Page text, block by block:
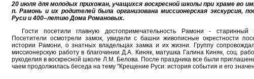
20 июля для молодых прихожан, учащихся воскресной школы при храме во
п. Рамонь и их родителей была организована миссионерская экскурсия,
Руси и 400–летию Дома Романовых.
Гости посетили главную достопримечательность Рамони - старинный
Посетители осмотрели замок, увидели с башни живописные окрестности
истории Рамони, о знатных владельцах замка и их жизни. Группу
миссионерскую работу в благочинии Д.А. Киняк, матушка Галина Киняк, соц.
рукоделия в воскресной школе Л.М. Белова. После праздника все были
чаем продолжилась беседа на тему "Крещение Руси: история события и его